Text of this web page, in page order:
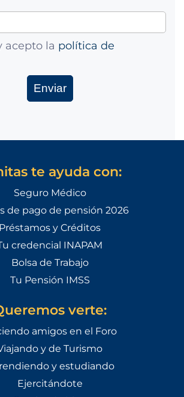
acepto la política de
te ayuda con:
Seguro Médico
de pago de pensión 2026
Préstamos y Créditos
credencial INAPAM
Bolsa de Trabajo
Tu Pensión IMSS
verte:
amigos en el Foro
y de Turismo
y estudiando
Ejercitándote